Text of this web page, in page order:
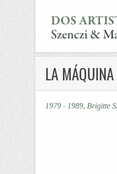
LA
1979 - 1989, Brigitte